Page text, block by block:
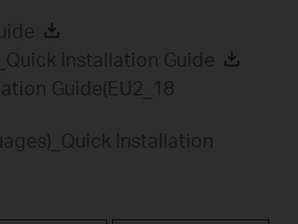
Installation Guide
Guide(EU2_18
Installation